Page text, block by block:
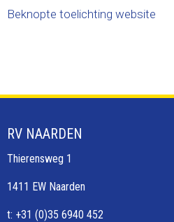
Beknopte toelichting website
RV NAARDEN
Thierensweg 1
1411 EW Naarden
t: +31 (0)35 6940 452